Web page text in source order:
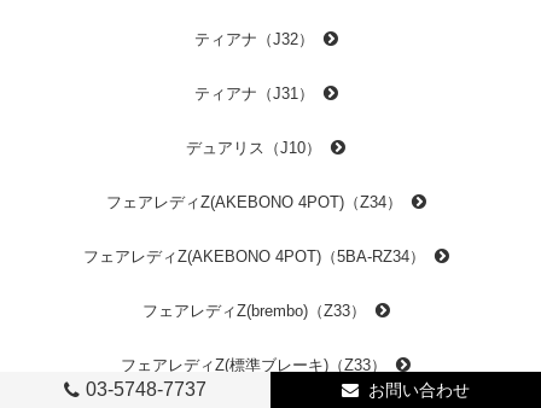
03-5748-7737 お問い合わせ
ティアナ（J32）
ティアナ（J31）
デュアリス（J10）
フェアレディZ(AKEBONO 4POT)（Z34）
フェアレディZ(AKEBONO 4POT)（5BA-RZ34）
フェアレディZ(brembo)（Z33）
フェアレディZ(標準ブレーキ)（Z33）